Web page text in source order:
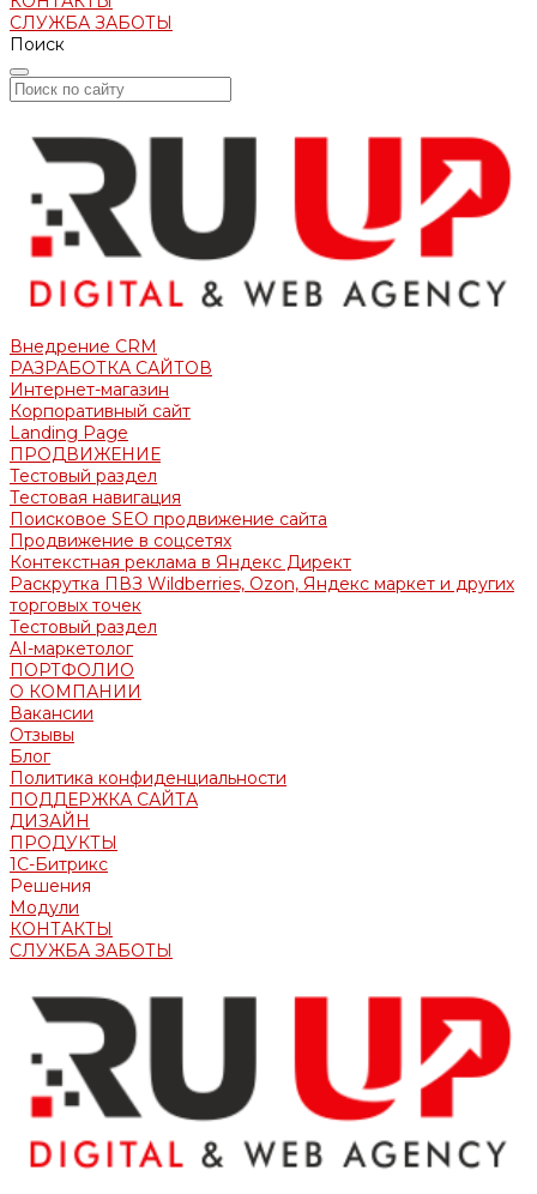
СЛУЖБА ЗАБОТЫ
Поиск
Внедрение CRM
РАЗРАБОТКА САЙТОВ
Интернет-магазин
Корпоративный сайт
Landing Page
ПРОДВИЖЕНИЕ
Тестовый раздел
Тестовая навигация
Поисковое SEO продвижение сайта
Продвижение в соцсетях
Контекстная реклама в Яндекс Директ
Раскрутка ПВЗ Wildberries, Ozon, Яндекс маркет и других
торговых точек
Тестовый раздел
AI-маркетолог
ПОРТФОЛИО
О КОМПАНИИ
Вакансии
Отзывы
Блог
Политика конфиденциальности
ПОДДЕРЖКА САЙТА
ДИЗАЙН
ПРОДУКТЫ
1С-Битрикс
Решения
Модули
КОНТАКТЫ
СЛУЖБА ЗАБОТЫ